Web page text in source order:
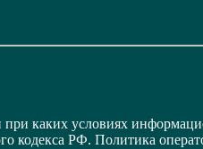
каких условиях
кодекса РФ. Политика